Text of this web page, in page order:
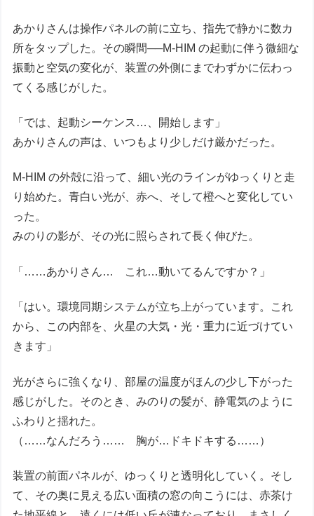
あかりさんは操作パネルの前に立ち、指先で静かに数カ
所をタップした。その瞬間──M-HIM の起動に伴う微細な
振動と空気の変化が、装置の外側にまでわずかに伝わっ
てくる感じがした。
「では、起動シーケンス…、開始します」
あかりさんの声は、いつもより少しだけ厳かだった。
M-HIM の外殻に沿って、細い光のラインがゆっくりと走
り始めた。青白い光が、赤へ、そして橙へと変化してい
った。
みのりの影が、その光に照らされて長く伸びた。
「……あかりさん… これ…動いてるんですか？」
「はい。環境同期システムが立ち上がっています。これ
から、この内部を、火星の大気・光・重力に近づけてい
きます」
光がさらに強くなり、部屋の温度がほんの少し下がった
感じがした。そのとき、みのりの髪が、静電気のように
ふわりと揺れた。
（……なんだろう…… 胸が…ドキドキする……）
装置の前面パネルが、ゆっくりと透明化していく。そし
て、その奥に見える広い面積の窓の向こうには、赤茶け